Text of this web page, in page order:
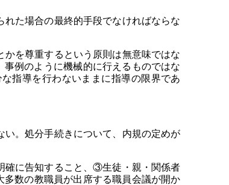
た場合の最終的手段でなければならな
を尊重するという原則は無意味ではな
例のように機械的に行えるものではな
指導を行わないままに指導の限界であ
。処分手続きについて、内規の定めが
に告知すること、③生徒・親・関係者
数の教職員が出席する職員会議が開か